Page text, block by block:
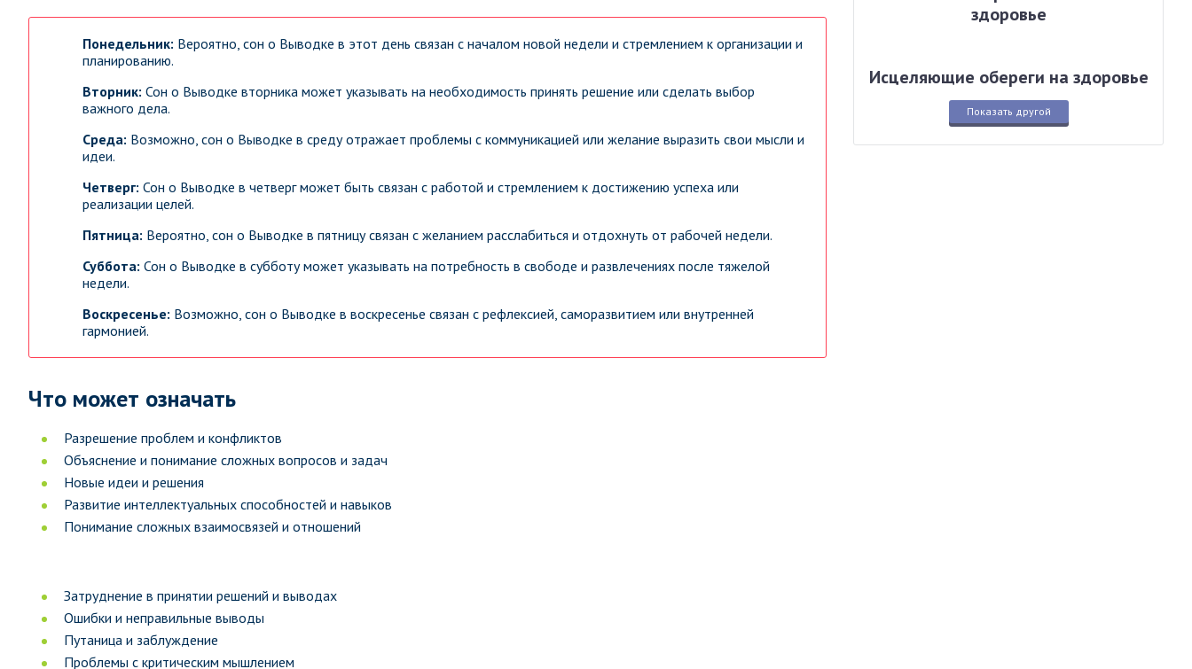
Понедельник: Вероятно, сон о Выводке в этот день связан с началом новой недели и стремлением к организации и
планированию.
Вторник: Сон о Выводке вторника может указывать на необходимость принять решение или сделать выбор
важного дела.
Среда: Возможно, сон о Выводке в среду отражает проблемы с коммуникацией или желание выразить свои мысли и
идеи.
Четверг: Сон о Выводке в четверг может быть связан с работой и стремлением к достижению успеха или
реализации целей.
Пятница: Вероятно, сон о Выводке в пятницу связан с желанием расслабиться и отдохнуть от рабочей недели.
Суббота: Сон о Выводке в субботу может указывать на потребность в свободе и развлечениях после тяжелой
недели.
Воскресенье: Возможно, сон о Выводке в воскресенье связан с рефлексией, саморазвитием или внутренней
гармонией.
Что может означать
Разрешение проблем и конфликтов
Объяснение и понимание сложных вопросов и задач
Новые идеи и решения
Развитие интеллектуальных способностей и навыков
Понимание сложных взаимосвязей и отношений
Затруднение в принятии решений и выводах
Ошибки и неправильные выводы
Путаница и заблуждение
Проблемы с критическим мышлением
Исцеляющие обереги на здоровье
Показать другой